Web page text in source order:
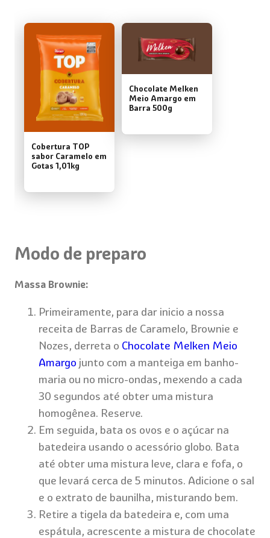
Cobertura TOP
sabor Caramelo em
Gotas 1,01kg
Chocolate Melken
Meio Amargo em
Barra 500g
Modo de preparo
Massa Brownie:
Primeiramente, para dar inicio a nossa
receita de Barras de Caramelo, Brownie e
Nozes​, derreta o Chocolate Melken Meio
Amargo junto com a manteiga em banho-
maria ou no micro-ondas, mexendo a cada
30 segundos até obter uma mistura
homogênea. Reserve.
Em seguida, bata os ovos e o açúcar na
batedeira usando o acessório globo. Bata
até obter uma mistura leve, clara e fofa, o
que levará cerca de 5 minutos. Adicione o sal
e o extrato de baunilha, misturando bem.
Retire a tigela da batedeira e, com uma
espátula, acrescente a mistura de chocolate